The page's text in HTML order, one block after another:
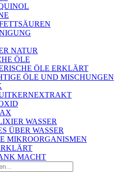
NATUR
ÖLE
ÖLE ERKLÄRT
ÖLE UND MISCHUNGEN
WASSER
ÜBER WASSER
MIKROORGANISMEN
MACHT